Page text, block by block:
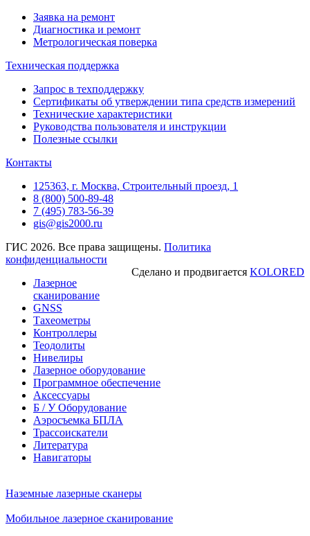
Заявка на ремонт
Диагностика и ремонт
Метрологическая поверка
Техническая поддержка
Запрос в техподдержку
Сертификаты об утверждении типа средств измерений
Технические характеристики
Руководства пользователя и инструкции
Полезные ссылки
Контакты
125363, г. Москва, Строительный проезд, 1
8 (800) 500-89-48
7 (495) 783-56-39
gis@gis2000.ru
ГИС 2026. Все права защищены. Политика
конфиденциальности
Сделано и продвигается KOLORED
Лазерное
сканирование
GNSS
Тахеометры
Контроллеры
Теодолиты
Нивелиры
Лазерное оборудование
Программное обеспечение
Аксессуары
Б / У Оборудование
Аэросъемка БПЛА
Трассоискатели
Литература
Навигаторы
Наземные лазерные сканеры
Мобильное лазерное сканирование